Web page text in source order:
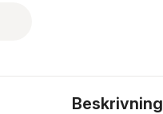
Beskrivning